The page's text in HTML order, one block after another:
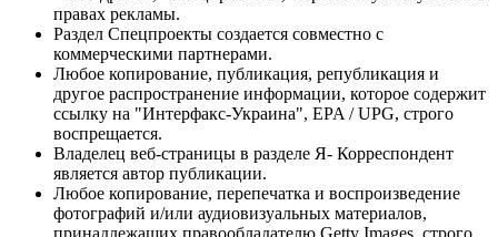
правах рекламы.
Раздел Спецпроекты создается совместно с
коммерческими партнерами.
Любое копирование, публикация, републикация и
другое распространение информации, которое содержит
ссылку на "Интерфакс-Украина", EPA / UPG, строго
воспрещается.
Владелец веб-страницы в разделе Я- Корреспондент
является автор публикации.
Любое копирование, перепечатка и воспроизведение
фотографий и/или аудиовизуальных материалов,
принадлежащих правообладателю Getty Images, строго